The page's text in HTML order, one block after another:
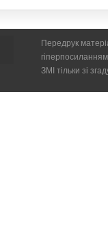
Передрук
ЗМІ тільки зі